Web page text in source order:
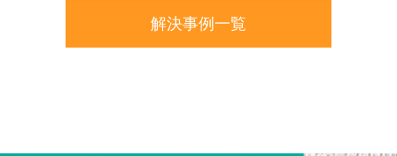
解決事例一覧